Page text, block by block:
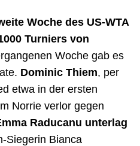
Woche des US-WTA
Turniers von
Woche gab es
Dominic Thiem, per
etwa in der ersten
Norrie verlor gegen
Raducanu unterlag
Siegerin Bianca